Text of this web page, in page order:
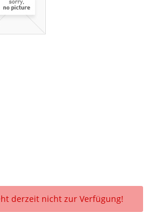
derzeit nicht zur Verfügung!